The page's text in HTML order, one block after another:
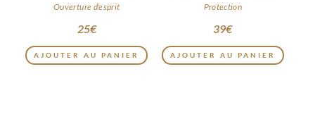
Ouverture d’esprit
25€
AJOUTER AU PANIER
Protection
39€
AJOUTER AU PANIER